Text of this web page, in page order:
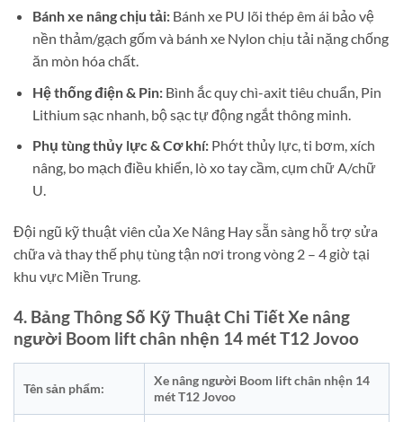
Bánh xe nâng chịu tải:Bánh xe PU lõi thép êm ái bảo vệ
nền thảm/gạch gốm và bánh xe Nylon chịu tải nặng chống
ăn mòn hóa chất.
Hệ thống điện & Pin:Bình ắc quy chì-axit tiêu chuẩn, Pin
Lithium sạc nhanh, bộ sạc tự động ngắt thông minh.
Phụ tùng thủy lực & Cơ khí:Phớt thủy lực, ti bơm, xích
nâng, bo mạch điều khiển, lò xo tay cầm, cụm chữ A/chữ
U.
Đội ngũ kỹ thuật viên của Xe Nâng Hay sẵn sàng hỗ trợ sửa
chữa và thay thế phụ tùng tận nơi trong vòng 2 – 4 giờ tại
khu vực Miền Trung.
4. Bảng Thông Số Kỹ Thuật Chi Tiết Xe nâng
người Boom lift chân nhện 14 mét T12 Jovoo
Tên sản phẩm:
Xe nâng người Boom lift chân nhện 14
mét T12 Jovoo